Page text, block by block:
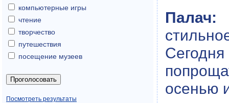
Палач:
осенью
компьютерные игры
чтение
творчество
путешествия
посещение музеев
Посмотреть результаты